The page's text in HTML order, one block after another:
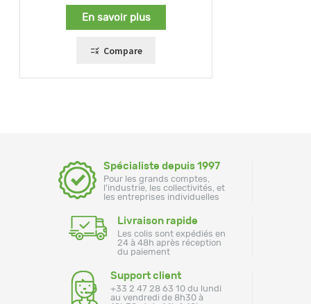
En savoir plus
Compare
Spécialiste depuis 1997
Pour les grands comptes,
l'industrie, les collectivités, et
les entreprises individuelles
Livraison rapide
Les colis sont expédiés en
24 à 48h après réception
du paiement
Support client
+33 2 47 28 63 10 du lundi
au vendredi de 8h30 à